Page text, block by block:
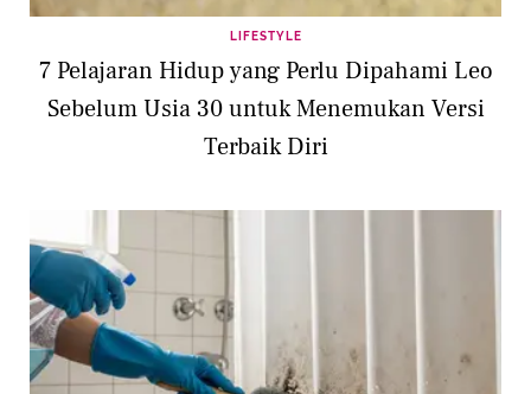
LIFESTYLE
7 Pelajaran Hidup yang Perlu Dipahami Leo
Sebelum Usia 30 untuk Menemukan Versi
Terbaik Diri